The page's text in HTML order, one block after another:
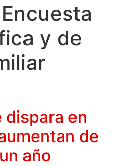
Encuesta
y de
dispara en
de
año